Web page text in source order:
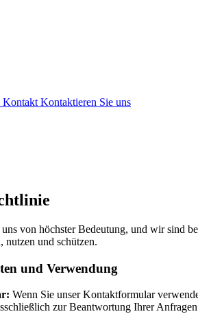
Kontakt Kontaktieren Sie uns
von höchster Bedeutung, und wir sind
nutzen und schützen.
und Verwendung
Wenn Sie unser Kontaktformular
zur Beantwortung Ihrer